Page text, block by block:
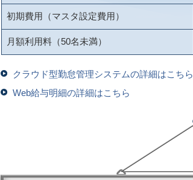
初期費用（マスタ設定費用）
月額利用料（50名未満）
クラウド型勤怠管理システムの詳細はこちら
Web給与明細の詳細はこちら